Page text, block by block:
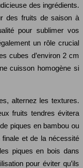
des ingrédients.
des fruits de saison à
pour sublimer vos
un rôle crucial
cubes d’environ 2 cm
cuisson homogène si
alternez les textures.
fruits tendres évitera
piques en bambou ou
et de la nécessité
piques en bois dans
pour éviter qu’ils